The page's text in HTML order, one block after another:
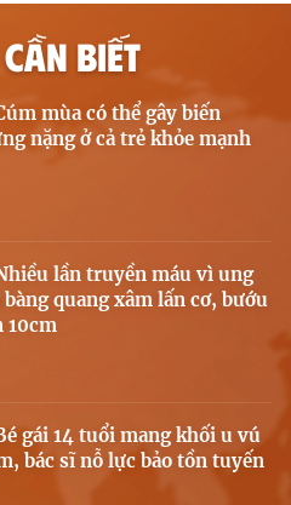
BIẾT
mùa có thể gây biến
nặng ở cả trẻ khỏe mạnh
lần truyền máu vì ung
quang xâm lấn cơ, bướu
10cm
gái 14 tuổi mang khối u vú
bác sĩ nỗ lực bảo tồn tuyến